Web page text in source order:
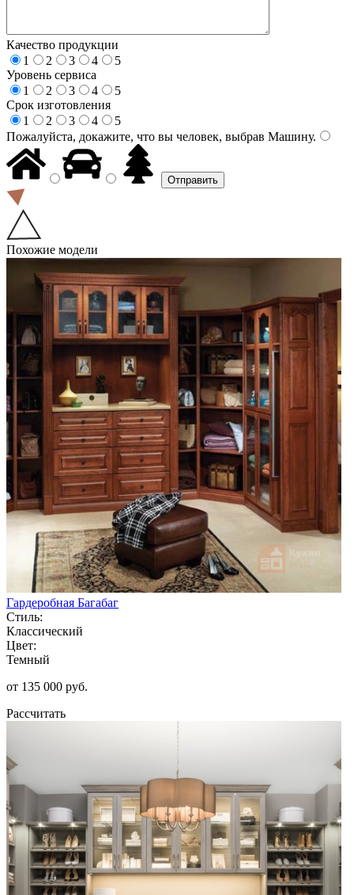
Качество продукции
1
2 3 4
5
Уровень сервиса
1
2 3 4
5
Срок изготовления
1
2 3 4
5
Пожалуйста, докажите, что вы человек, выбрав Машину.
Похожие модели
Гардеробная Багабаг
Стиль:
Классический
Цвет:
Темный
от 135 000 руб.
Рассчитать